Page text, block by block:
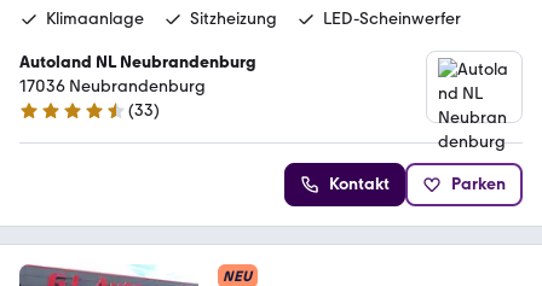
Klimaanlage
Sitzheizung LED-Scheinwerfer
Autoland NL Neubrandenburg
17036 Neubrandenburg
4.6 Sterne
(33)
Kontakt Parken
NEU